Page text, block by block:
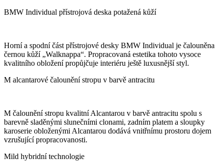
BMW Individual přístrojová deska potažená kůží
Horní a spodní část přístrojové desky BMW Individual je čalouněna
černou kůží „Walknappa“. Propracovaná estetika tohoto vysoce
kvalitního obložení propůjčuje interiéru ještě luxusnější styl.
M alcantarové čalounění stropu v barvě antracitu
M čalounění stropu kvalitní Alcantarou v barvě antracitu spolu s
barevně sladěnými slunečními clonami, zadním platem a sloupky
karoserie obloženými Alcantarou dodává vnitřnímu prostoru dojem
vzrušující propracovanosti.
Mild hybridní technologie